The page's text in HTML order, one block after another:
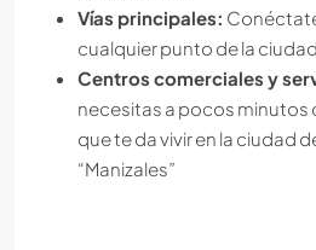
Vías principales:
cualquier punto de la ciudad.
Centros comerciales y
necesitas a pocos minutos
que te da vivir en la ciudad
“Manizales”